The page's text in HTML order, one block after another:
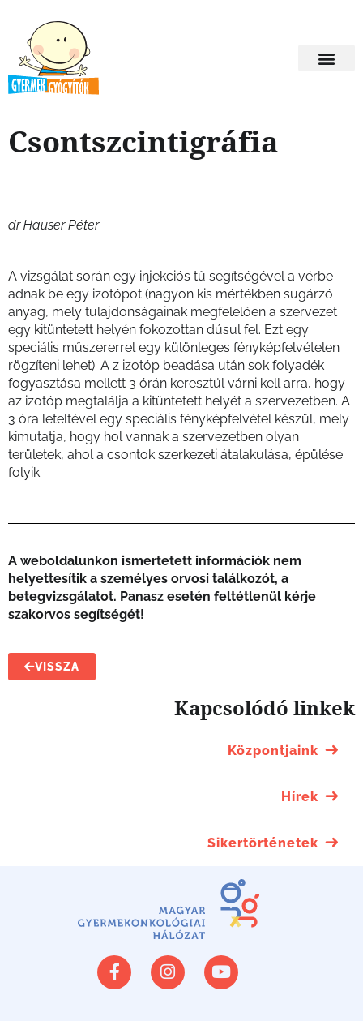
Csontszcintigráfia
dr Hauser Péter
A vizsgálat során egy injekciós tű segítségével a vérbe
adnak be egy izotópot (nagyon kis mértékben sugárzó
anyag, mely tulajdonságainak megfelelően a szervezet
egy kitüntetett helyén fokozottan dúsul fel. Ezt egy
speciális műszererrel egy különleges fényképfelvételen
rögzíteni lehet). A z izotóp beadása után sok folyadék
fogyasztása mellett 3 órán keresztül várni kell arra, hogy
az izotóp megtalálja a kitüntetett helyét a szervezetben. A
3 óra leteltével egy speciális fényképfelvétel készül, mely
kimutatja, hogy hol vannak a szervezetben olyan
területek, ahol a csontok szerkezeti átalakulása, épülése
folyik.
A weboldalunkon ismertetett információk nem
helyettesítik a személyes orvosi találkozót, a
betegvizsgálatot. Panasz esetén feltétlenül kérje
szakorvos segítségét!
VISSZA
Kapcsolódó linkek
Központjaink
Hírek
Sikertörténetek